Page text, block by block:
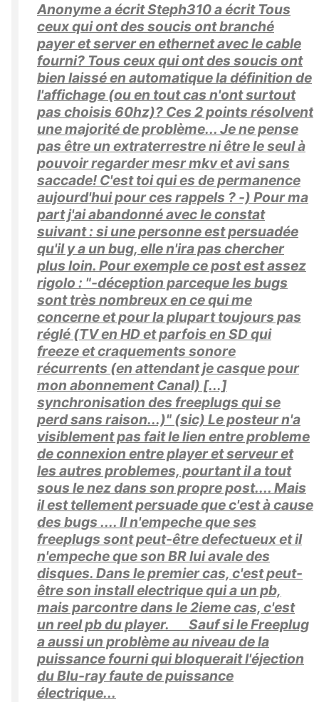
Anonyme a écrit Steph310 a écrit Tous
ceux qui ont des soucis ont branché
payer et server en ethernet avec le cable
fourni? Tous ceux qui ont des soucis ont
bien laissé en automatique la définition de
l'affichage (ou en tout cas n'ont surtout
pas choisis 60hz)? Ces 2 points résolvent
une majorité de problème... Je ne pense
pas être un extraterrestre ni être le seul à
pouvoir regarder mesr mkv et avi sans
saccade! C'est toi qui es de permanence
aujourd'hui pour ces rappels ? -) Pour ma
part j'ai abandonné avec le constat
suivant : si une personne est persuadée
qu'il y a un bug, elle n'ira pas chercher
plus loin. Pour exemple ce post est assez
rigolo : "-déception parceque les bugs
sont très nombreux en ce qui me
concerne et pour la plupart toujours pas
réglé (TV en HD et parfois en SD qui
freeze et craquements sonore
récurrents (en attendant je casque pour
mon abonnement Canal) [...]
synchronisation des freeplugs qui se
perd sans raison...)" (sic) Le posteur n'a
visiblement pas fait le lien entre probleme
de connexion entre player et serveur et
les autres problemes, pourtant il a tout
sous le nez dans son propre post.... Mais
il est tellement persuade que c'est à cause
des bugs .... Il n'empeche que ses
freeplugs sont peut-être defectueux et il
n'empeche que son BR lui avale des
disques. Dans le premier cas, c'est peut-
être son install electrique qui a un pb,
mais parcontre dans le 2ieme cas, c'est
un reel pb du player. Sauf si le Freeplug
a aussi un problème au niveau de la
puissance fourni qui bloquerait l'éjection
du Blu-ray faute de puissance
électrique...